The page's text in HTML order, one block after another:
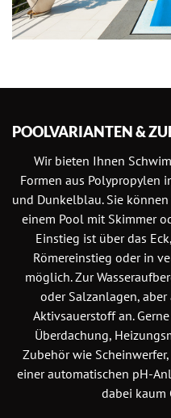
POOLVARIANTEN &
Wir bieten Ihnen
Formen aus Polypropylen
und Dunkelblau. Sie
einem Pool mit Skimmer
Einstieg ist über das
Römereinstieg oder in
möglich. Zur
oder Salzanlagen,
Aktivsauerstoff an.
Überdachung,
Zubehör wie
einer automatischen pH-
dabei kaum